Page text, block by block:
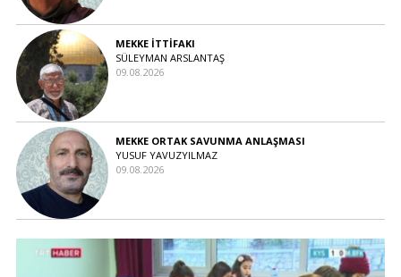
MEKKE İTTİFAKI
SÜLEYMAN ARSLANTAŞ
09.08.2026
MEKKE ORTAK SAVUNMA ANLAŞMASI
YUSUF YAVUZYILMAZ
09.08.2026